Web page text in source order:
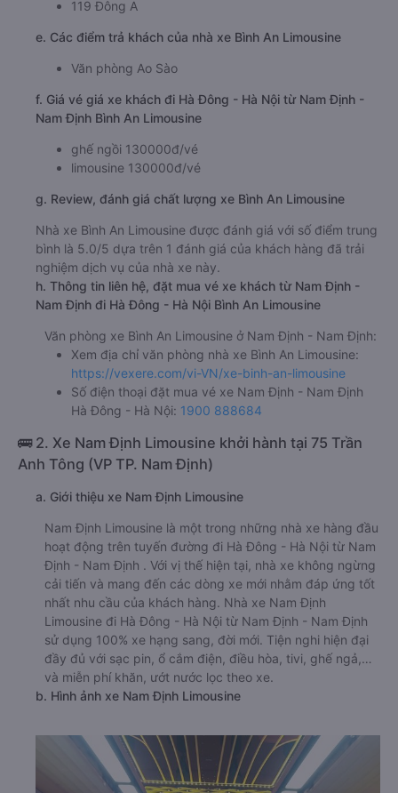
119 Đông A
e. Các điểm trả khách của nhà xe Bình An Limousine
Văn phòng Ao Sào
f. Giá vé giá xe khách đi Hà Đông - Hà Nội từ Nam Định -
Nam Định Bình An Limousine
ghế ngồi 130000đ/vé
limousine 130000đ/vé
g. Review, đánh giá chất lượng xe Bình An Limousine
Nhà xe Bình An Limousine được đánh giá với số điểm trung
bình là 5.0/5 dựa trên 1 đánh giá của khách hàng đã trải
nghiệm dịch vụ của nhà xe này.
h. Thông tin liên hệ, đặt mua vé xe khách từ Nam Định -
Nam Định đi Hà Đông - Hà Nội Bình An Limousine
Văn phòng xe Bình An Limousine ở Nam Định - Nam Định:
Xem địa chỉ văn phòng nhà xe Bình An Limousine:
https://vexere.com/vi-VN/xe-binh-an-limousine
Số điện thoại đặt mua vé xe Nam Định - Nam Định
Hà Đông - Hà Nội: 1900 888684
🚌 2. Xe Nam Định Limousine khởi hành tại 75 Trần
Anh Tông (VP TP. Nam Định)
a. Giới thiệu xe Nam Định Limousine
Nam Định Limousine là một trong những nhà xe hàng đầu
hoạt động trên tuyến đường đi Hà Đông - Hà Nội từ Nam
Định - Nam Định . Với vị thế hiện tại, nhà xe không ngừng
cải tiến và mang đến các dòng xe mới nhằm đáp ứng tốt
nhất nhu cầu của khách hàng. Nhà xe Nam Định
Limousine đi Hà Đông - Hà Nội từ Nam Định - Nam Định
sử dụng 100% xe hạng sang, đời mới. Tiện nghi hiện đại
đầy đủ với sạc pin, ổ cắm điện, điều hòa, tivi, ghế ngả,…
và miễn phí khăn, ướt nước lọc theo xe.
b. Hình ảnh xe Nam Định Limousine